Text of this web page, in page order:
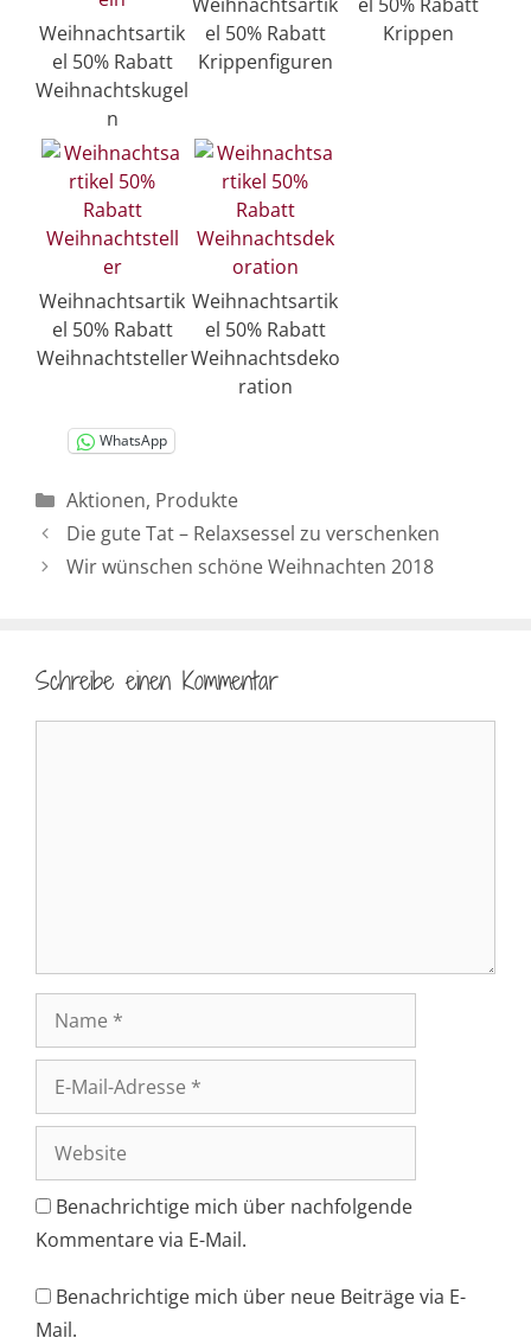
Weihnachtsartik
el 50% Rabatt
Weihnachtskugel
n
el 50% Rabatt
Krippenfiguren
Krippen
Weihnachtsartik
el 50% Rabatt
Weihnachtsteller
Weihnachtsartik
el 50% Rabatt
Weihnachtsdeko
ration
WhatsApp
Kategorien
Aktionen, Produkte
Die gute Tat – Relaxsessel zu verschenken
Wir wünschen schöne Weihnachten 2018
Schreibe einen Kommentar
Mail-
Adresse
Website
Benachrichtige mich über nachfolgende
Kommentare via E-Mail.
Benachrichtige mich über neue Beiträge via E-
Mail.